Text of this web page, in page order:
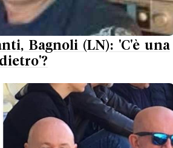
Bagnoli (LN): 'C'è una